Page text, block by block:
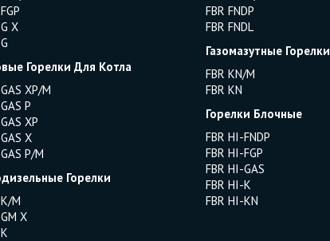
X
Горелки Для Котла
XP/M
P
XP
X
P/M
Горелки
M
X
FBR FNDP
FBR FNDL
Газомазутные Горелки
FBR KN/M
FBR KN
Горелки Блочные
FBR HI-FNDP
FBR HI-FGP
FBR HI-GAS
FBR HI-K
FBR HI-KN